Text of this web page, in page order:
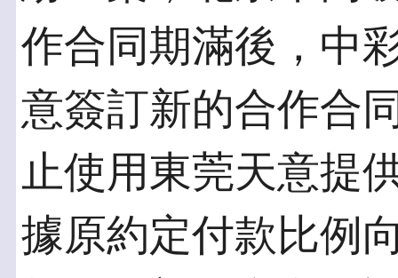
作合同期滿後，中
意簽訂新的合作合
止使用東莞天意提
據原約定付款比例